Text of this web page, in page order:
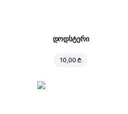
დოდსტერი
10,00 ₾